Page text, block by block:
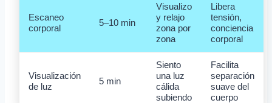
Escaneo
corporal
5–10 min
Visualizo
y relajo
zona por
zona
Libera
tensión,
conciencia
corporal
Visualización
de luz
5 min
Siento
una luz
cálida
subiendo
Facilita
separación
suave del
cuerpo